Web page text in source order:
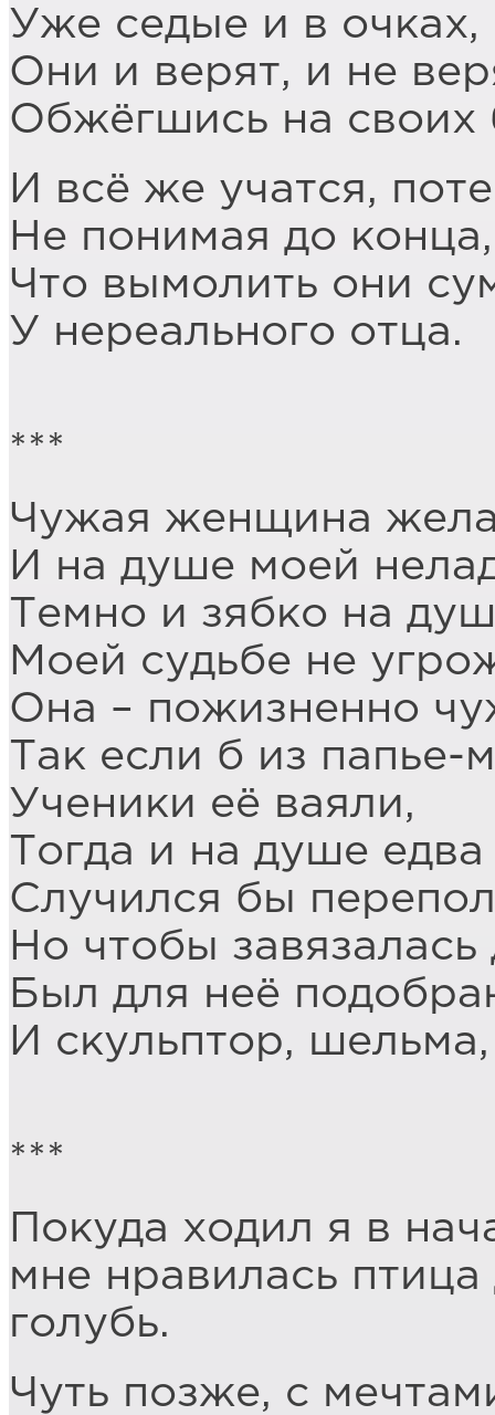
Уже седые и в очках,
Они и верят, и не
Обжёгшись на своих
И всё же учатся,
Не понимая до конца,
Что вымолить они
У нереального отца.
***
Чужая женщина
И на душе моей
Темно и зябко на
Моей судьбе не
Она – пожизненно
Так если б из папье-
Ученики её ваяли,
Тогда и на душе
Случился бы
Но чтобы завязалась
Был для неё
И скульптор,
***
Покуда ходил я в
мне нравилась
голубь.
Чуть позже, с